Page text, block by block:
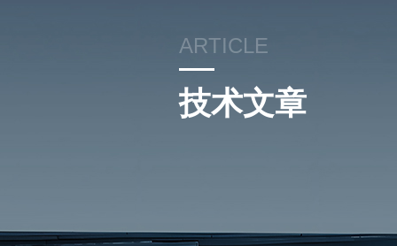
ARTICLE
技术文章